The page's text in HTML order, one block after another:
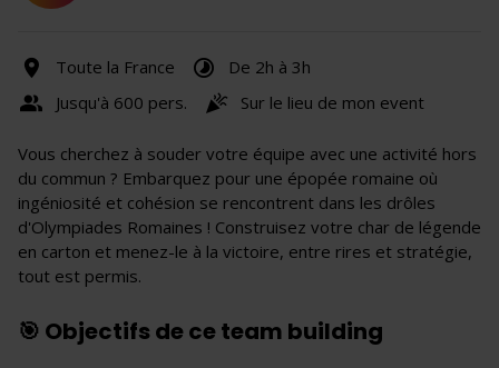
Toute la France
De 2h à 3h
Jusqu'à 600 pers.
Sur le lieu de mon event
Vous cherchez à souder votre équipe avec une activité hors
du commun ? Embarquez pour une épopée romaine où
ingéniosité et cohésion se rencontrent dans les drôles
d'Olympiades Romaines ! Construisez votre char de légende
en carton et menez-le à la victoire, entre rires et stratégie,
tout est permis.
🎯 Objectifs de ce team building